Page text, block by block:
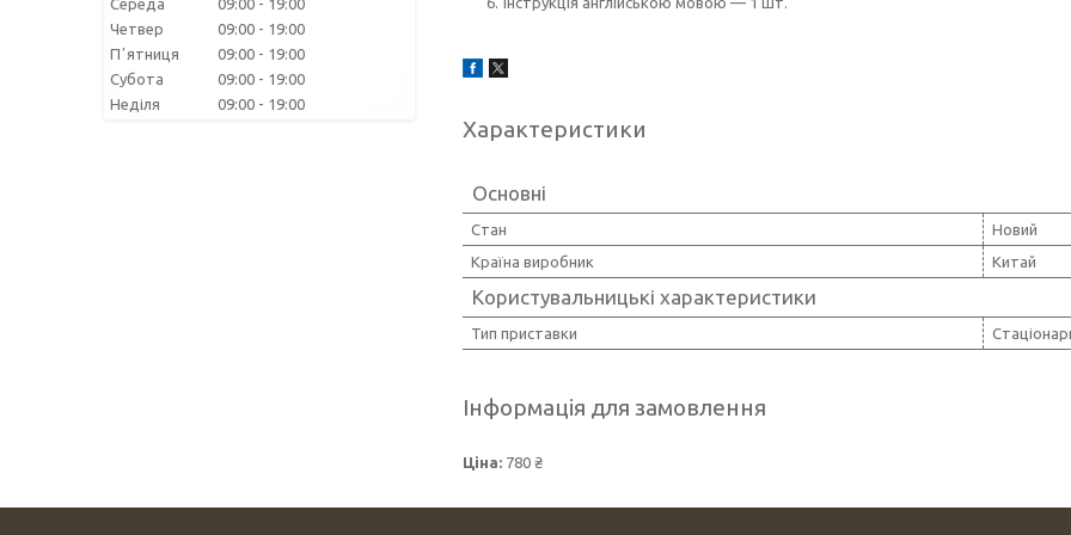
Характеристики
Основні
Стан
Новий
Країна виробник
Китай
Користувальницькі характеристики
Тип приставки
Інформація для замовлення
Ціна: 780 ₴
Четвер
09:00
19:00
Пʼятниця
09:00
19:00
Субота
09:00
19:00
Неділя
09:00 19:00